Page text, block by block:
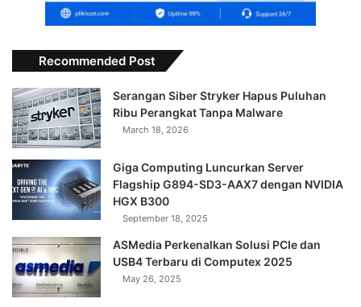
Recommended Post
Serangan Siber Stryker Hapus Puluhan
Ribu Perangkat Tanpa Malware
March 18, 2026
Giga Computing Luncurkan Server
Flagship G894-SD3-AAX7 dengan NVIDIA
HGX B300
September 18, 2025
ASMedia Perkenalkan Solusi PCIe dan
USB4 Terbaru di Computex 2025
May 26, 2025